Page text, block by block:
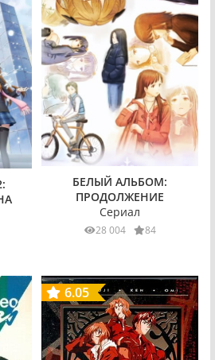
БЕЛЫЙ АЛЬБОМ:
ПРОДОЛЖЕНИЕ
Сериал
28 004 84
6.05